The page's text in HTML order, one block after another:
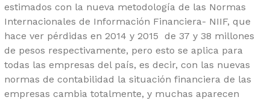
estimados con la nueva metodología de las Normas
Internacionales de Información Financiera- NIIF, que
hace ver pérdidas en 2014 y 2015 de 37 y 38 millones
de pesos respectivamente, pero esto se aplica para
todas las empresas del país, es decir, con las nuevas
normas de contabilidad la situación financiera de las
empresas cambia totalmente, y muchas aparecen